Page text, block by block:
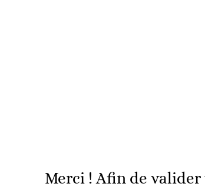
Merci ! Afin de